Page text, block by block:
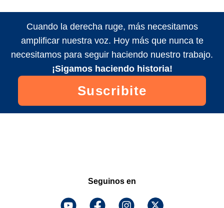
Cuando la derecha ruge, más necesitamos
amplificar nuestra voz. Hoy más que nunca te
necesitamos para seguir haciendo nuestro trabajo.
¡Sigamos haciendo historia!
Suscribite
Seguinos en